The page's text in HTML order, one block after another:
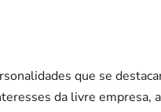
que se
da livre empresa,